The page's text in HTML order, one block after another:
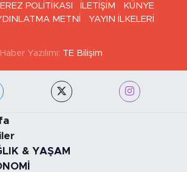
POLİTİKASI İLETİŞİM
KÜNYE
METNİ
YAYIN İLKELERİ
Haber Yazılımı: TE Bilişim
& YAŞAM